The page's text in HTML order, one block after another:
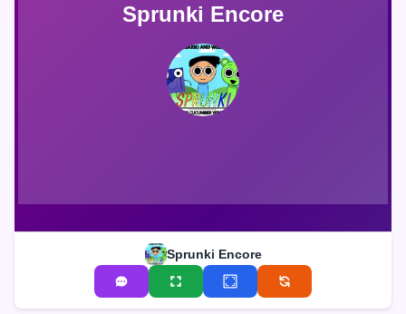
Sprunki Encore
Sprunki Encore